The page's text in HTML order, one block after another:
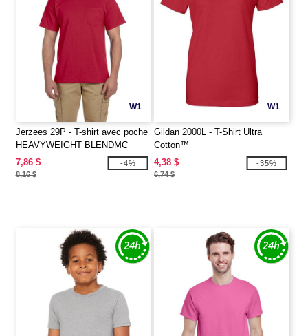
W1
Jerzees 29P - T-shirt avec poche
HEAVYWEIGHT BLENDMC
50/50, 9,3 oz deMC
7,86 $
8,16 $
-4%
W1
Gildan 2000L - T-Shirt Ultra
Cotton™
4,38 $
6,74 $
-35%